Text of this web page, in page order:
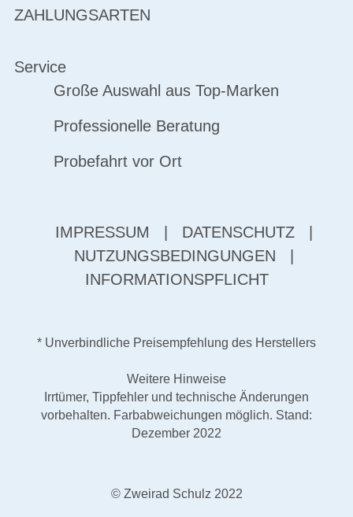
ZAHLUNGSARTEN
Service
Große Auswahl aus Top-Marken
Professionelle Beratung
Probefahrt vor Ort
IMPRESSUM DATENSCHUTZ
NUTZUNGSBEDINGUNGEN
INFORMATIONSPFLICHT
* Unverbindliche Preisempfehlung des Herstellers
Weitere Hinweise
Irrtümer, Tippfehler und technische Änderungen
vorbehalten. Farbabweichungen möglich. Stand:
Dezember 2022
© Zweirad Schulz 2022